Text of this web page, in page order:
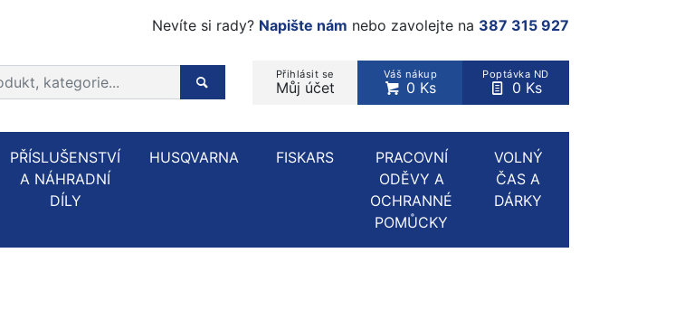
Nevíte si rady? Napište nám nebo zavolejte na 387 315 927
Přihlásit se
Můj účet
Váš nákup
0 Ks
Poptávka ND
0 Ks
Hledaný produkt, kategorie...
PŘÍSLUŠENSTVÍ
A NÁHRADNÍ
DÍLY
HUSQVARNA FISKARS
PRACOVNÍ
ODĚVY A
OCHRANNÉ
POMŮCKY
VOLNÝ
ČAS A
DÁRKY